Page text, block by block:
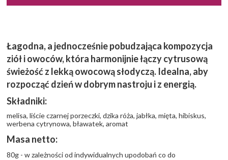
Łagodna, a jednocześnie pobudzająca kompozycja
ziół i owoców, która harmonijnie łączy cytrusową
świeżość z lekką owocową słodyczą. Idealna, aby
rozpocząć dzień w dobrym nastroju i z energią.
Składniki:
melisa, liście czarnej porzeczki, dzika róża, jabłka, mięta, hibiskus,
werbena cytrynowa, bławatek, aromat
Masa netto:
80g - w zależności od indywidualnych upodobań co do